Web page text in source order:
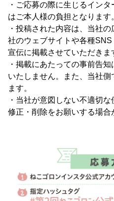
・ご応募の際に生じるイン
はご本人様の負担となります
・投稿された内容は、当社
社のウェブサイトや各種
宣伝に掲載させていただきま
・掲載にあたっての事前告
いたしません。また、当社
ます。
・当社が意図しない不適切
修正・削除をお願いする場合